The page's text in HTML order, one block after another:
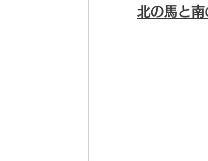
北の馬と